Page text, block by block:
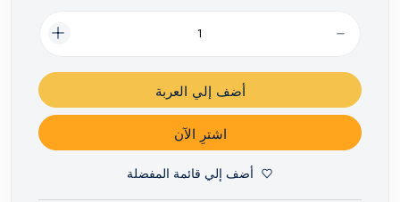
أضف إلي العربة
اشترِ الآن
أضف إلي قائمة المفضلة